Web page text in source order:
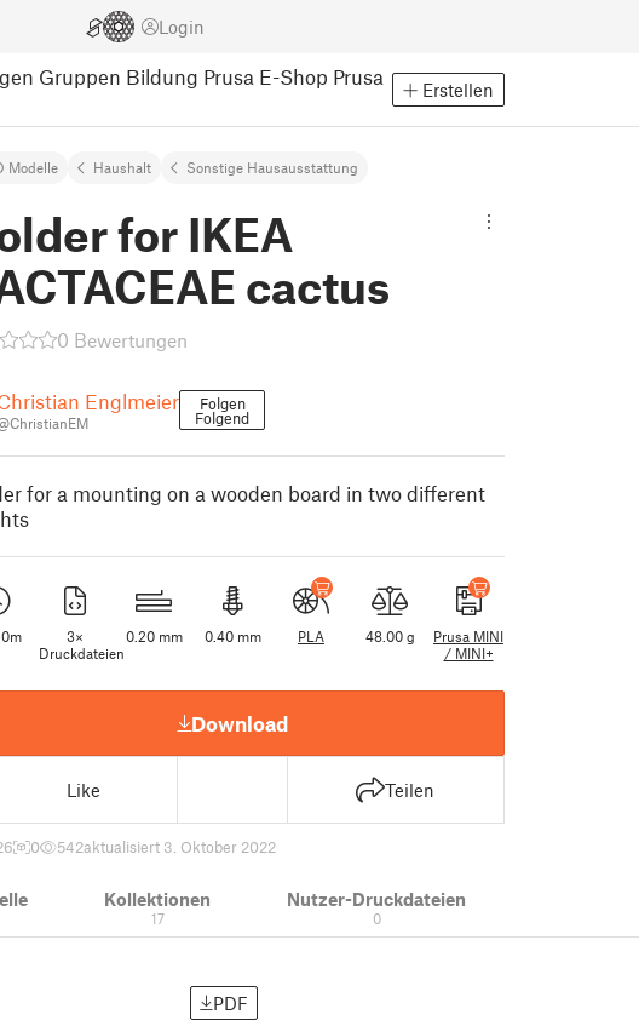
Login
Gruppen Bildung Prusa E-Shop Prusa
Erstellen
Modelle Haushalt Sonstige Hausausstattung
for IKEA
cactus
0 Bewertungen
Englmeier Folgen
Folgend
for a mounting on a wooden board in two different
3×
Druckdateien
0.20 mm 0.40 mm PLA 48.00 g
Prusa MINI
/ MINI+
Download
Like Teilen
0 542aktualisiert 3. Oktober 2022
Kollektionen
17
Nutzer-Druckdateien
0
PDF